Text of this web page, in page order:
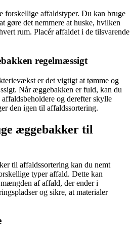
forskellige affaldstyper. Du kan bruge
gøre det nemmere at huske, hvilken
rum. Placér affaldet i de tilsvarende
regelmæssigt
er det vigtigt at tømme og
Når æggebakken er fuld, kan du
og derefter skylle
den igen til affaldssortering.
æggebakker til
til affaldssortering kan du nemt
typer affald. Dette kan
af affald, der ender i
og sikre, at materialer